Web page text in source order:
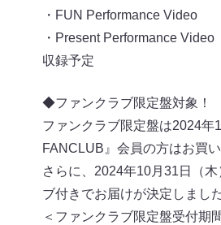
・FUN Performance Video
・Present Performance Video
収録予定
◆ファンクラブ限定盤対象！
ファンクラブ限定盤は2024年
FANCLUB』会員の⽅はお買
さらに、2024年10⽉31⽇（
ブ付きでお届けが決定しまし
＜ファンクラブ限定盤受付期